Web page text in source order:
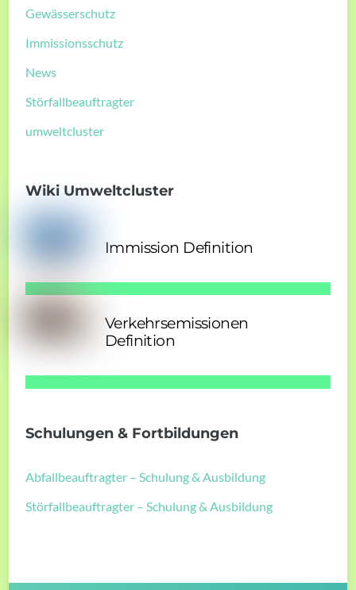
Gewässerschutz
Immissionsschutz
News
Störfallbeauftragter
umweltcluster
Wiki Umweltcluster
Immission Definition
Verkehrsemissionen
Definition
Schulungen & Fortbildungen
Abfallbeauftragter – Schulung & Ausbildung
Störfallbeauftragter – Schulung & Ausbildung